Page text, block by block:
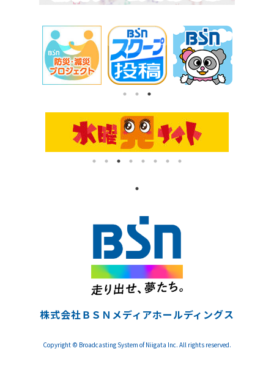
株式会社ＢＳＮメディアホールディングス
Copyright © Broadcasting System of Niigata Inc. All rights reserved.